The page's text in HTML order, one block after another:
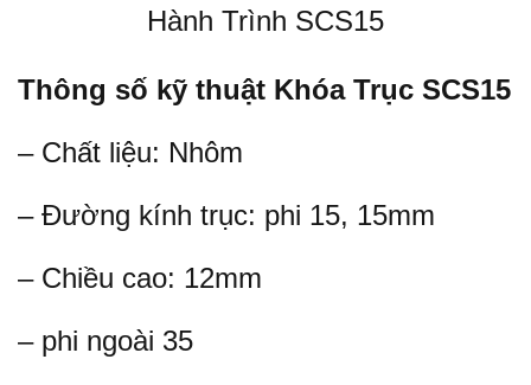
Hành Trình SCS15
Thông số kỹ thuật Khóa Trục SCS15
– Chất liệu: Nhôm
– Đường kính trục: phi 15, 15mm
– Chiều cao: 12mm
– phi ngoài 35